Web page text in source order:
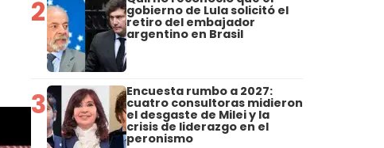
2 gobierno de Lula solicitó el
retiro del embajador
argentino en Brasil
3 Encuesta rumbo a 2027:
cuatro consultoras midieron
el desgaste de Milei y la
crisis de liderazgo en el
peronismo